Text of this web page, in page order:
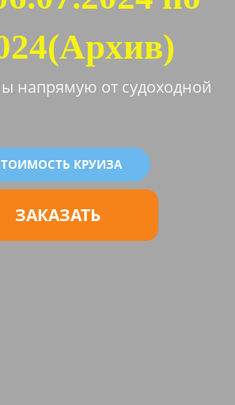
напрямую от судоходной
КРУИЗА
ЗАКАЗАТЬ